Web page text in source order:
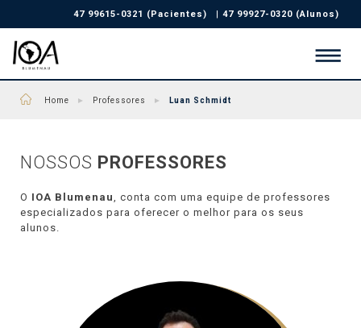
47 99615-0321 (Pacientes) | 47 99927-0320 (Alunos)
Home ► Professores ► Luan Schmidt
NOSSOS PROFESSORES
O IOA Blumenau, conta com uma equipe de professores
especializados para oferecer o melhor para os seus
alunos.